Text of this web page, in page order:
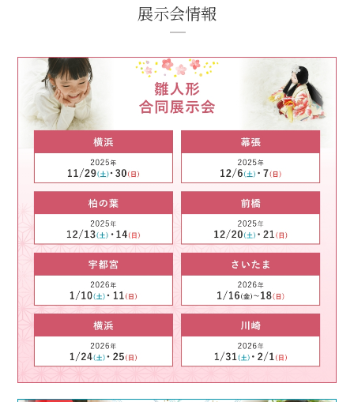
展示会情報